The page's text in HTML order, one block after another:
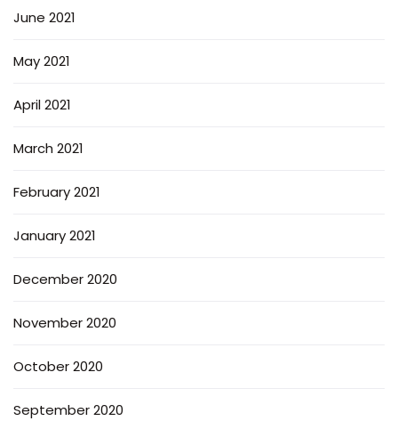
June 2021
May 2021
April 2021
March 2021
February 2021
January 2021
December 2020
November 2020
October 2020
September 2020